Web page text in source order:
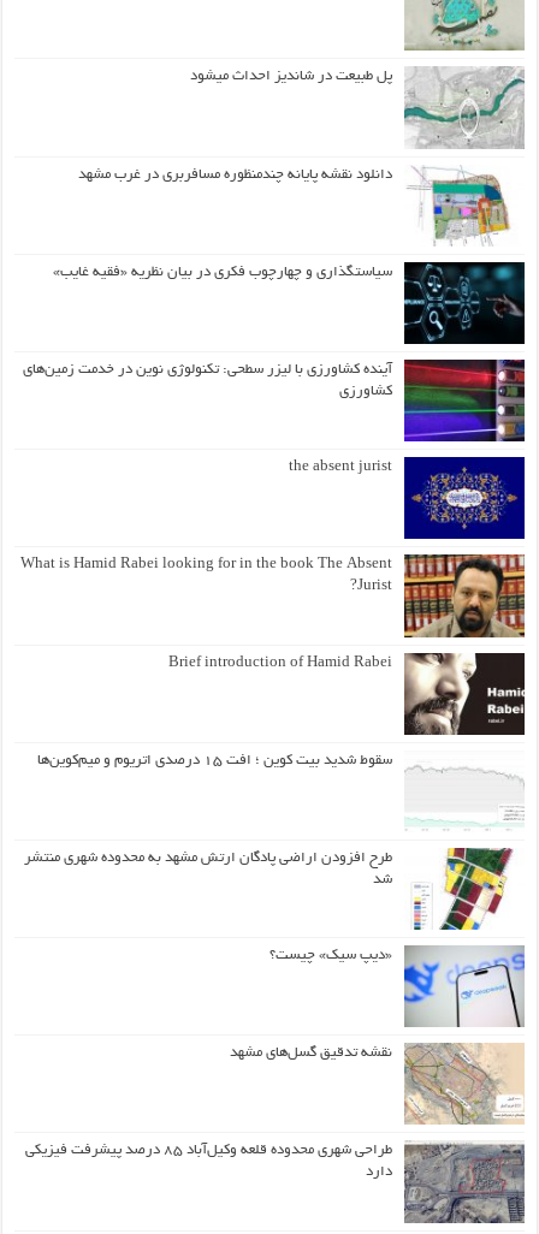
پل طبیعت در شاندیز احداث میشود
دانلود نقشه پایانه چندمنظوره مسافربری در غرب مشهد
سیاستگذاری و چهارچوب فکری در بیان نظریه «فقیه غایب»
آینده کشاورزی با لیزر سطحی: تکنولوژی نوین در خدمت زمین‌های
کشاورزی
the absent jurist
What is Hamid Rabei looking for in the book The Absent
Jurist?
Brief introduction of Hamid Rabei
سقوط شدید بیت کوین ؛ افت ۱۵ درصدی اتریوم و میم‌کوین‌ها
طرح افزودن اراضی پادگان ارتش مشهد به محدوده شهری منتشر
شد
«دیپ سیک» چیست؟
نقشه تدقیق گسل‌های مشهد
طراحی شهری محدوده قلعه وکیل‌آباد ۸۵ درصد پیشرفت فیزیکی
دارد